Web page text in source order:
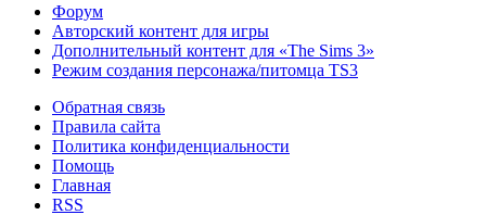
Форум
Авторский контент для игры
Дополнительный контент для «The Sims 3»
Режим создания персонажа/питомца TS3
Обратная связь
Правила сайта
Политика конфиденциальности
Помощь
Главная
RSS